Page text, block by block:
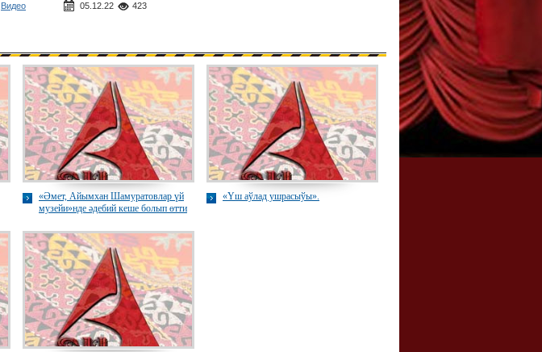
Видео 05.12.22 423
«Әмет, Айымхан Шамуратовлар үй
музейи»нде әдебий кеше болып өтти
«Үш аўлад ушрасыўы».